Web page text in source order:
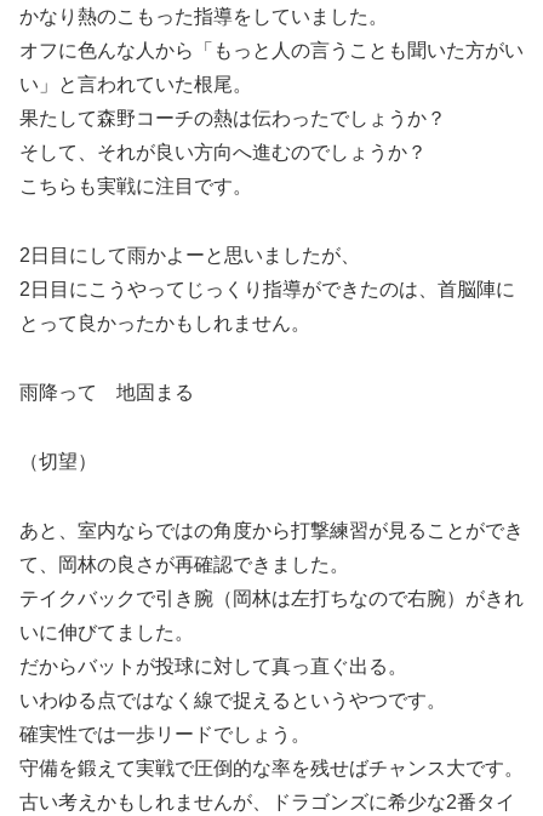
かなり熱のこもった指導をしていました。
オフに色んな人から「もっと人の言うことも聞いた方がい
い」と言われていた根尾。
果たして森野コーチの熱は伝わったでしょうか？
そして、それが良い方向へ進むのでしょうか？
こちらも実戦に注目です。
2日目にして雨かよーと思いましたが、
2日目にこうやってじっくり指導ができたのは、首脳陣に
とって良かったかもしれません。
雨降って 地固まる
（切望）
あと、室内ならではの角度から打撃練習が見ることができ
て、岡林の良さが再確認できました。
テイクバックで引き腕（岡林は左打ちなので右腕）がきれ
いに伸びてました。
だからバットが投球に対して真っ直ぐ出る。
いわゆる点ではなく線で捉えるというやつです。
確実性では一歩リードでしょう。
守備を鍛えて実戦で圧倒的な率を残せばチャンス大です。
古い考えかもしれませんが、ドラゴンズに希少な2番タイ